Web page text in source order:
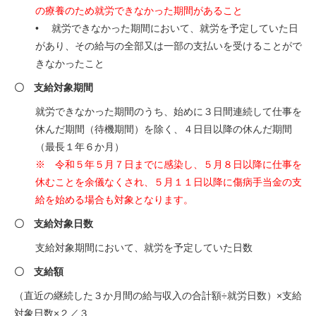
の療養のため就労できなかった期間があること
• 就労できなかった期間において、就労を予定していた日
があり、その給与の全部又は一部の支払いを受けることがで
きなかったこと
〇 支給対象期間
就労できなかった期間のうち、始めに３日間連続して仕事を
休んだ期間（待機期間）を除く、４日目以降の休んだ期間
（最長１年６か月）
※ 令和５年５月７日までに感染し、５月８日以降に仕事を
休むことを余儀なくされ、５月１１日以降に傷病手当金の支
給を始める場合も対象となります。
〇 支給対象日数
支給対象期間において、就労を予定していた日数
〇 支給額
（直近の継続した３か月間の給与収入の合計額÷就労日数）×支給
対象日数×２／３